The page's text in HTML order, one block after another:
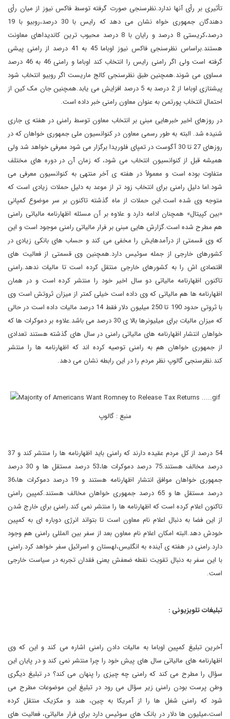
تأثیری بر رأی آنها ندارد.نظرسنجی صورت گرفته توسط فاکس نیوز از میان رأی
دهندگان جمهوری خواه نشان می دهد که رایس با 30 درصد،روبیو با 19
درصد،کریستی 8 درصد و رایان با 8 درصد محبوب ترین کاندیداهای معاونت
هستند.براساس نظرسنجی فاکس نیوز اوباما 45 به 41 درصد از رامنی پیشی
گرفته است ولی اگر رامنی رایس را انتخاب کند اوباما و رامنی 46 به 46 درصد
مساوی می شوند.همچنین طبق نظرسنجی کالج ماریست اگر روبیو انتخاب شود
پیشتازی اوباما از 2 درصد به 5 درصد افزایش می یابد.همچنین جان مک کین از
احتمال انتخاب پورتمن به عنوان معاون رامنی خبر داده است.
در روزهای اخیر خبرهایی مبنی بر انتخاب معاون توسط رامنی در هفته ی جاری
شنیده شد. البته به طور رسمی معاون در کنوانسیون ملی جمهوری خواهان که در
روزهای 27 تا 30 آگوست در تمپای فلوریدا برگزار می شود معرفی خواهد شد ولی
همیشه قبل از کنوانسیون انتخاب می شود، که زمان آن در دوره های مختلف
متفاوت بوده است و معمولاً در هفته ی آخر منتهی به کنوانسیون معرفی می
شود.اما دلیل رامنی برای انتخاب زود تر از موعد به دلیل حملات زیادی است که
متوجه وی شده است.این حملات از ماه گذشته تاکنون بر سر موضوع کمپانی
«بین کپیتال» همچنان ادامه دارد و علاوه بر آن مسئله اظهارنامه مالیاتی رامنی
هم مطرح شده است.گزارش هایی مبنی بر فرار مالیاتی رامنی موجود است و این
که وی قسمتی از درآمدهایش را مخفی می کند و حساب های بانکی زیادی در
کشورهای خارجی از جمله سوئیس دارد.همچنین وی قسمتی از فعالیت های
اقتصادی اش را به کشورهای خارجی منتقل کرده است تا مالیات ندهد.رامنی
تاکنون اظهارنامه مالیاتی دو سال اخیر خود را منتشر کرده است و در همان
اظهارنامه ها هم مالیاتی که وی داده است خیلی کمتر از میزان ثروتش است وی
با ثروتی حدود 190 تا 250 میلیون دلار فقط 14 درصد مالیات داده است در حالی
که میزان مالیات برای میلیونرها بالا ی 30 درصد می باشد.علاوه بر دموکرات ها که
خواهان انتشار اظهارنامه های مالیاتی رامنی در سال های گذشته هستند تعدادی
از جمهوری خواهان هم به رامنی توصیه کرده اند که اظهارنامه ها را منتشر
کند.نظرسنجی گالوپ نظر مردم را در این رابطه نشان می دهد.
منبع : گالوپ
54 درصد از کل مردم عقیده دارند که رامنی باید اظهارنامه ها را منتشر کند و 37
درصد مخالف هستند.75 درصد دموکرات ها،53 درصد مستقل ها و 30 درصد
جمهوری خواهان موافق انتشار اظهارنامه هستند و 19 درصد دموکرات ها،36
درصد مستقل ها و 65 درصد جمهوری خواهان مخالف هستند.کمپین رامنی
تاکنون اعلام کرده است که اظهارنامه ها را منتشر نمی کند.رامنی برای خارج شدن
از این فضا به دنبال اعلام نام معاون است تا بتواند انرژی دوباره ای به کمپین
خودش دهد.البته امکان اعلام نام معاون بعد از سفر بین المللی رامنی هم وجود
دارد.رامنی در هفته ی آینده به انگلیس،لهستان و اسرائیل سفر خواهد کرد.رامنی
با این سفر به دنبال تقویت نقطه ضعفش یعنی فقدان تجربه در سیاست خارجی
است.
تبلیغات تلویزیونی :
آخرین تبلیغ کمپین اوباما به مالیات دادن رامنی اشاره می کند و این که وی
اظهارنامه های مالیاتی سال های پیش خود را چرا منتشر نمی کند و در پایان این
سؤال را مطرح می کند که رامنی چه چیزی را پنهان می کند؟ در تبلیغ دیگری
وطن پرست بودن رامنی زیر سؤال می رود در تبلیغ این موضوعات مطرح می
شود که رامنی شغل ها را از آمریکا به چین، هند و مکزیک منتقل کرده
است،میلیون ها دلار در بانک های سوئیس دارد برای فرار مالیاتی، فعالیت های